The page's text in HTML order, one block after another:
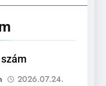
2026.07.24.